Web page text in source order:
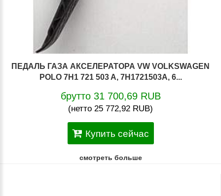
ПЕДАЛЬ ГАЗА АКСЕЛЕРАТОРА VW VOLKSWAGEN
POLO 7H1 721 503 A, 7H1721503A, 6...
брутто 31 700,69 RUB
(нетто 25 772,92 RUB)
Купить сейчас
смотреть больше